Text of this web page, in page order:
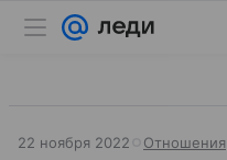
22 ноября 2022 Отношения